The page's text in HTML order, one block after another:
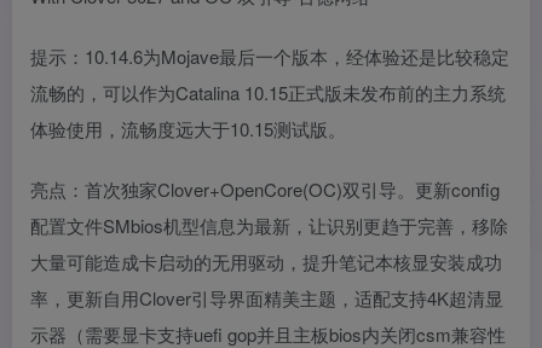
提示：10.14.6为Mojave最后一个版本，经体验还是比较稳定
流畅的，可以作为Catalina 10.15正式版未发布前的主力系统
体验使用，流畅度远大于10.15测试版。
亮点：首次独家Clover+OpenCore(OC)双引导。更新config
配置文件SMbios机型信息为最新，让识别更趋于完善，移除
大量可能造成卡启动的无用驱动，提升笔记本核显安装成功
率，更新自用Clover引导界面精美主题，适配支持4K超清显
示器（需要显卡支持uefi gop并且主板bios内关闭csm兼容性